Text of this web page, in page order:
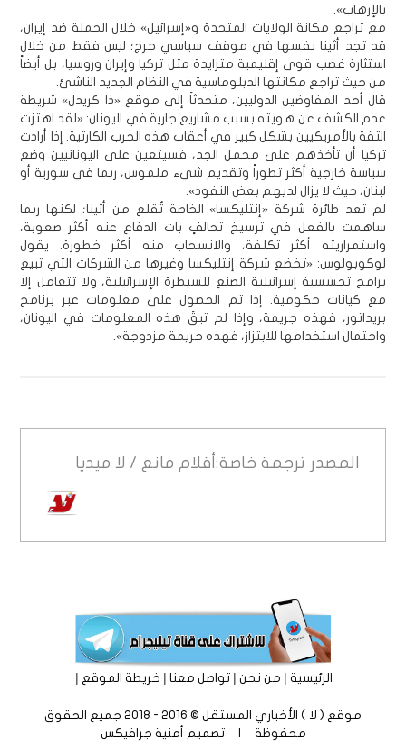
بالإرهاب».
مع تراجع مكانة الولايات المتحدة و«إسرائيل» خلال الحملة ضد إيران،
قد تجد أثينا نفسها في موقف سياسي حرج؛ ليس فقط من خلال
استثارة غضب قوى إقليمية متزايدة مثل تركيا وإيران وروسيا، بل أيضاً
من حيث تراجع مكانتها الدبلوماسية في النظام الجديد الناشئ.
قال أحد المفاوضين الدوليين، متحدثاً إلى موقع «ذا كريدل» شريطة
عدم الكشف عن هويته بسبب مشاريع جارية في اليونان: «لقد اهتزت
الثقة بالأمريكيين بشكل كبير في أعقاب هذه الحرب الكارثية. إذا أرادت
تركيا أن تأخذهم على محمل الجد، فسيتعين على اليونانيين وضع
سياسة خارجية أكثر تطوراً وتقديم شيء ملموس، ربما في سورية أو
لبنان، حيث لا يزال لديهم بعض النفوذ».
لم تعد طائرة شركة «إنتليكسا» الخاصة تُقلع من أثينا؛ لكنها ربما
ساهمت بالفعل في ترسيخ تحالفٍ بات الدفاع عنه أكثر صعوبة،
واستمراريته أكثر تكلفة، والانسحاب منه أكثر خطورة. يقول
لوكوبولوس: «تخضع شركة إنتليكسا وغيرها من الشركات التي تبيع
برامج تجسسية إسرائيلية الصنع للسيطرة الإسرائيلية، ولا تتعامل إلا
مع كيانات حكومية. إذا تم الحصول على معلومات عبر برنامج
بريداتور، فهذه جريمة، وإذا لم تبقَ هذه المعلومات في اليونان،
واحتمال استخدامها للابتزاز، فهذه جريمة مزدوجة».
المصدر ترجمة خاصة:أقلام مانع / لا ميديا
الرئيسية|من نحن|تواصل معنا|خريطة الموقع |
موقع ( لا ) الأخباري المستقل © 2016 - 2018 جميع الحقوق
محفوظة | تصميم أمنية جرافيكس